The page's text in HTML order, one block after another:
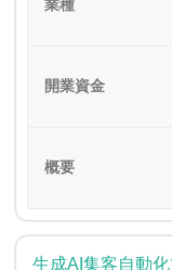
業種
開業資金
概要
生成AI集客自動